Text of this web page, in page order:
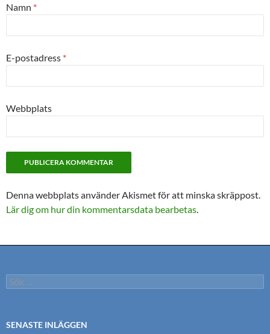
Namn *
E-postadress *
Webbplats
Denna webbplats använder Akismet för att minska skräppost.
Lär dig om hur din kommentarsdata bearbetas
Sök
efter:
SENASTE INLÄGGEN